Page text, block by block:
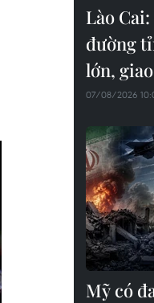
Lào
đường
lớn,
07/08/2026
Mỹ có